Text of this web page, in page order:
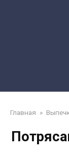
Главная »